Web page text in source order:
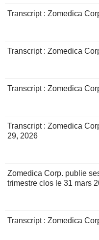
Transcript : Zomedica
Transcript : Zomedica
Transcript : Zomedica
Transcript : Zomedica
29, 2026
Zomedica Corp. publie
trimestre clos le 31 mars
Transcript : Zomedica